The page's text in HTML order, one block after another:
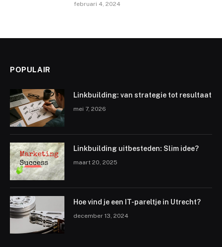
februari 4, 2024
POPULAIR
Linkbuilding: van strategie tot resultaat
mei 7, 2026
Linkbuilding uitbesteden: Slim idee?
maart 20, 2025
Hoe vind je een IT-pareltje in Utrecht?
december 13, 2024